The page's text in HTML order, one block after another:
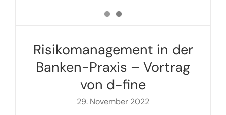
Risikomanagement in der
Banken-Praxis – Vortrag
von d-fine
29. November 2022